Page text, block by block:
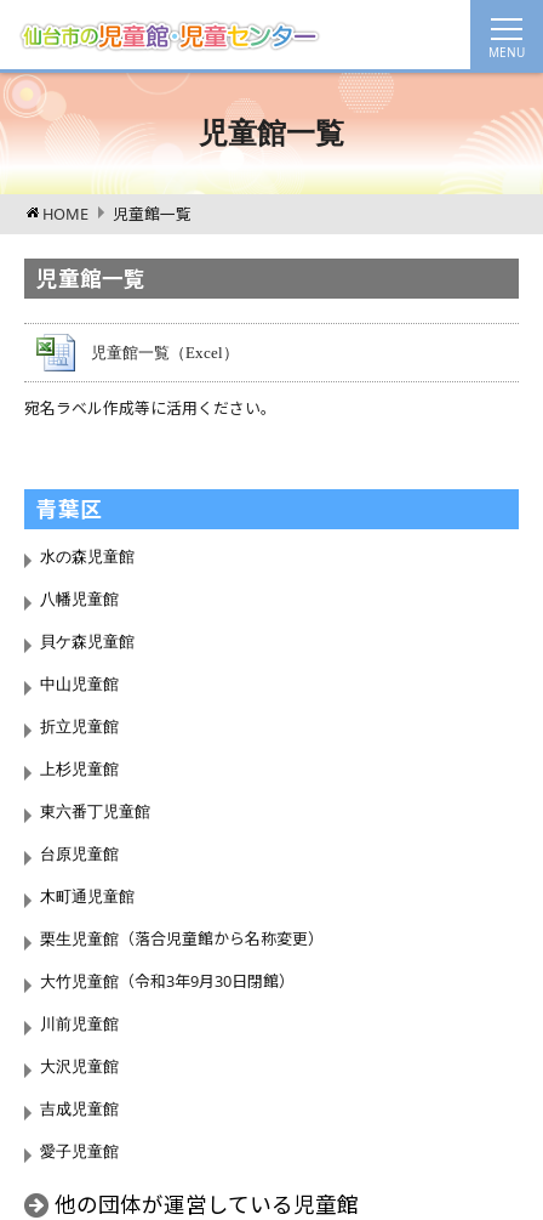
児童館一覧
HOME 児童館一覧
児童館一覧
児童館一覧（Excel）
宛名ラベル作成等に活用ください。
青葉区
水の森児童館
八幡児童館
貝ケ森児童館
中山児童館
折立児童館
上杉児童館
東六番丁児童館
台原児童館
木町通児童館
栗生児童館 （落合児童館から名称変更）
大竹児童館 （令和3年9月30日閉館）
川前児童館
大沢児童館
吉成児童館
愛子児童館
他の団体が運営している児童館